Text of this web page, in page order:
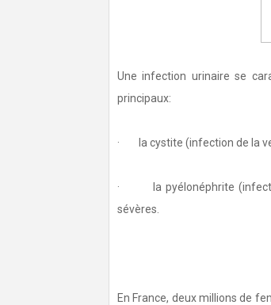
Une infection urinaire se
principaux:
· la cystite (infection de la
· la pyélonéphrite
sévères.
En France, deux millions de